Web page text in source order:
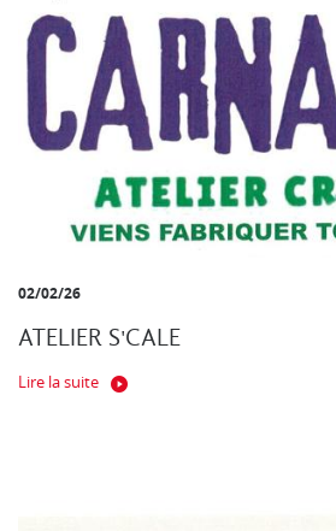
02/02/26
ATELIER S'CALE
Lire la suite